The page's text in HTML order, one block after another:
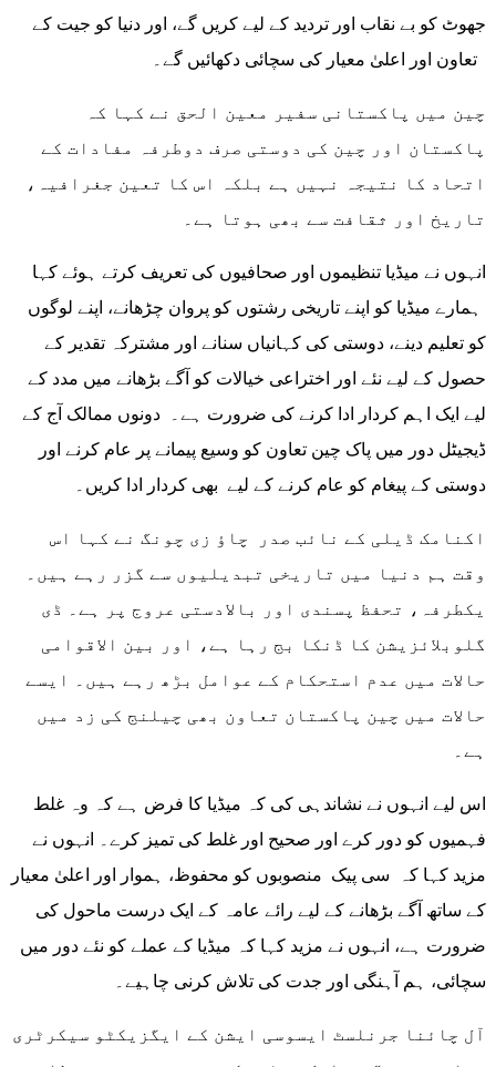
جھوٹ کو بے نقاب اور تردید کے لیے کریں گے، اور دنیا کو جیت کے
چین میں پاکستانی سفیر معین الحق نے کہا کہ
پاکستان اور چین کی دوستی صرف دوطرفہ مفادات کے
اتحاد کا نتیجہ نہیں ہے بلکہ اس کا تعین جغرافیہ،
تاریخ اور ثقافت سے بھی ہوتا ہے۔
انہوں نے میڈیا تنظیموں اور صحافیوں کی تعریف کرتے ہوئے کہا
ہمارے میڈیا کو اپنے تاریخی رشتوں کو پروان چڑھانے، اپنے لوگوں
کو تعلیم دینے، دوستی کی کہانیاں سنانے اور مشترکہ تقدیر کے
حصول کے لیے نئے اور اختراعی خیالات کو آگے بڑھانے میں مدد کے
لیے ایک اہم کردار ادا کرنے کی ضرورت ہے۔ دونوں ممالک آج کے
ڈیجیٹل دور میں پاک چین تعاون کو وسیع پیمانے پر عام کرنے اور
دوستی کے پیغام کو عام کرنے کے لیے بھی کردار ادا کریں۔
اکنامک ڈیلی کے نائب صدر چاؤ زی چونگ نے کہا اس
وقت ہم دنیا میں تاریخی تبدیلیوں سے گزر رہے ہیں۔
یکطرفہ، تحفظ پسندی اور بالادستی عروج پر ہے۔ ڈی
گلوبلائزیشن کا ڈنکا بج رہا ہے، اور بین الاقوامی
حالات میں عدم استحکام کے عوامل بڑھ رہے ہیں۔ ایسے
حالات میں چین پاکستان تعاون بھی چیلنج کی زد میں
ہے۔
اس لیے انہوں نے نشاندہی کی کہ میڈیا کا فرض ہے کہ وہ غلط
فہمیوں کو دور کرے اور صحیح اور غلط کی تمیز کرے۔ انہوں نے
مزید کہا کہ سی پیک منصوبوں کو محفوظ، ہموار اور اعلیٰ معیار
کے ساتھ آگے بڑھانے کے لیے رائے عامہ کے ایک درست ماحول کی
ضرورت ہے، انہوں نے مزید کہا کہ میڈیا کے عملے کو نئے دور میں
سچائی، ہم آہنگی اور جدت کی تلاش کرنی چاہیے۔
آل چائنا جرنلسٹ ایسوسی ایشن کے ایگزیکٹو سیکرٹری